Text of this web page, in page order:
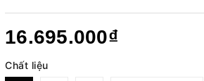
16.695.000₫
Chất liệu